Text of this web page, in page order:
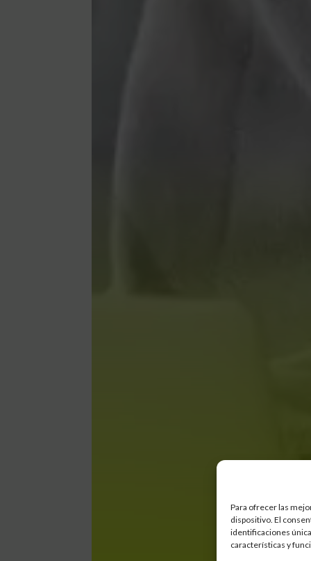
Para ofrecer las
dispositivo. El
identificaciones
características y